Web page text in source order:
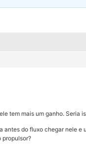
tem mais um ganho. Seria
do fluxo chegar nele e
propulsor?